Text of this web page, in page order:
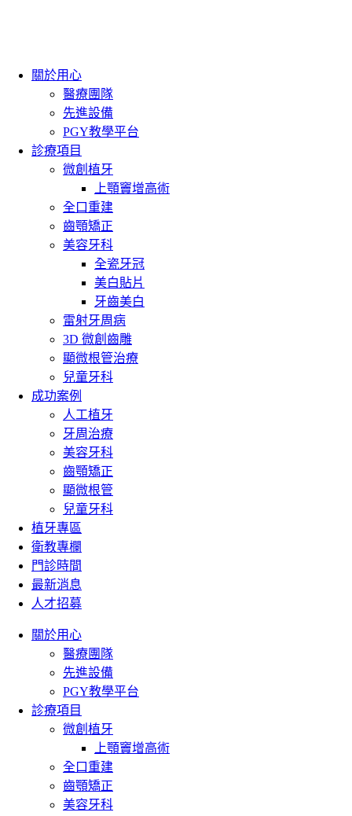
關於用心
醫療團隊
先進設備
PGY教學平台
診療項目
微創植牙
上顎竇增高術
全口重建
齒顎矯正
美容牙科
全瓷牙冠
美白貼片
牙齒美白
雷射牙周病
3D 微創齒雕
顯微根管治療
兒童牙科
成功案例
人工植牙
牙周治療
美容牙科
齒顎矯正
顯微根管
兒童牙科
植牙專區
衛教專欄
門診時間
最新消息
人才招募
關於用心
醫療團隊
先進設備
PGY教學平台
診療項目
微創植牙
上顎竇增高術
全口重建
齒顎矯正
美容牙科